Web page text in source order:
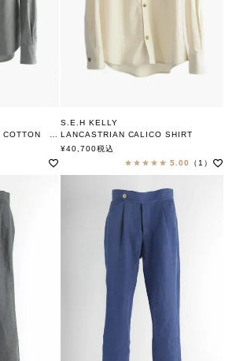
SHIRT
S.E.H KELLY
LANCASTRIAN CALICO SHIRT
エスイーエイチケリー
¥40,700税込
5.00
（1）